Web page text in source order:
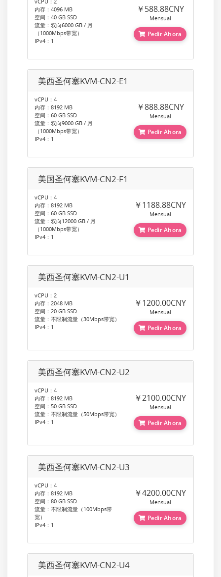
内存：4096 MB
空间：40 GB SSD
流量：双向6000 GB / 月
（1000Mbps带宽）
IPv4：1
￥588.88CNY
Mensual
Pedir Ahora
美西圣何塞KVM-CN2-E1
vCPU：4
内存：8192 MB
空间：60 GB SSD
流量：双向9000 GB / 月
（1000Mbps带宽）
IPv4：1
￥888.88CNY
Mensual
Pedir Ahora
美国圣何塞KVM-CN2-F1
vCPU：4
内存：8192 MB
空间：60 GB SSD
流量：双向12000 GB / 月
（1000Mbps带宽）
IPv4：1
￥1188.88CNY
Mensual
Pedir Ahora
美西圣何塞KVM-CN2-U1
vCPU：2
内存：2048 MB
空间：20 GB SSD
流量：不限制流量（30Mbps带宽）
IPv4：1
￥1200.00CNY
Mensual
Pedir Ahora
美西圣何塞KVM-CN2-U2
vCPU：4
内存：8192 MB
空间：50 GB SSD
流量：不限制流量（50Mbps带宽）
IPv4：1
￥2100.00CNY
Mensual
Pedir Ahora
美西圣何塞KVM-CN2-U3
vCPU：4
内存：8192 MB
空间：80 GB SSD
流量：不限制流量（100Mbps带
宽）
IPv4：1
￥4200.00CNY
Mensual
Pedir Ahora
美西圣何塞KVM-CN2-U4